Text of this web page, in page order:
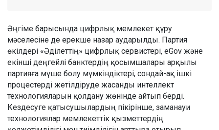
Әңгіме барысында цифрлық мемлекет құру
мәселесіне де ерекше назар аударылды. Партия
өкілдері «Әділеттің» цифрлық сервистері, eGov және
екінші деңгейлі банктердің қосымшалары арқылы
партияға мүше болу мүмкіндіктері, сондай-ақ ішкі
процестерді жетілдіруде жасанды интеллект
технологияларын қолдану жөнінде айтып берді.
Кездесуге қатысушылардың пікірінше, заманауи
технологиялар мемлекеттік қызметтердің